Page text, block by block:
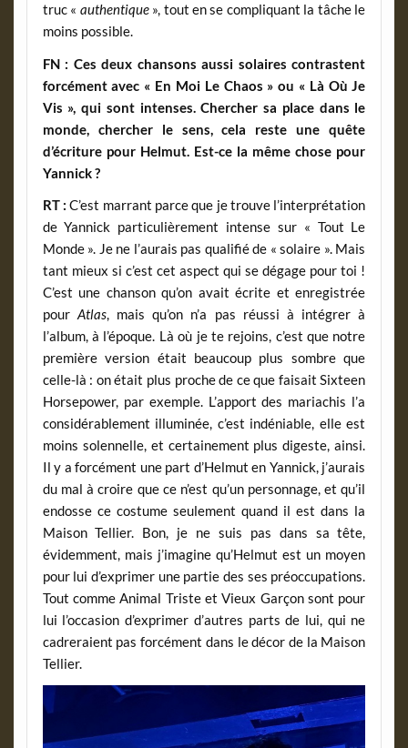
truc « authentique», tout en se compliquant la tâche le
moins possible.
FN : Ces deux chansons aussi solaires contrastent
forcément avec « En Moi Le Chaos » ou « Là Où Je
Vis », qui sont intenses. Chercher sa place dans le
monde, chercher le sens, cela reste une quête
d’écriture pour Helmut. Est-ce la même chose pour
Yannick ?
RT : C’est marrant parce que je trouve l’interprétation
de Yannick particulièrement intense sur « Tout Le
Monde ». Je ne l’aurais pas qualifié de « solaire ». Mais
tant mieux si c’est cet aspect qui se dégage pour toi !
C’est une chanson qu’on avait écrite et enregistrée
pour Atlas, mais qu’on n’a pas réussi à intégrer à
l’album, à l’époque. Là où je te rejoins, c’est que notre
première version était beaucoup plus sombre que
celle-là : on était plus proche de ce que faisait Sixteen
Horsepower, par exemple. L’apport des mariachis l’a
considérablement illuminée, c’est indéniable, elle est
moins solennelle, et certainement plus digeste, ainsi.
Il y a forcément une part d’Helmut en Yannick, j’aurais
du mal à croire que ce n’est qu’un personnage, et qu’il
endosse ce costume seulement quand il est dans la
Maison Tellier. Bon, je ne suis pas dans sa tête,
évidemment, mais j’imagine qu’Helmut est un moyen
pour lui d’exprimer une partie des ses préoccupations.
Tout comme Animal Triste et Vieux Garçon sont pour
lui l’occasion d’exprimer d’autres parts de lui, qui ne
cadreraient pas forcément dans le décor de la Maison
Tellier.